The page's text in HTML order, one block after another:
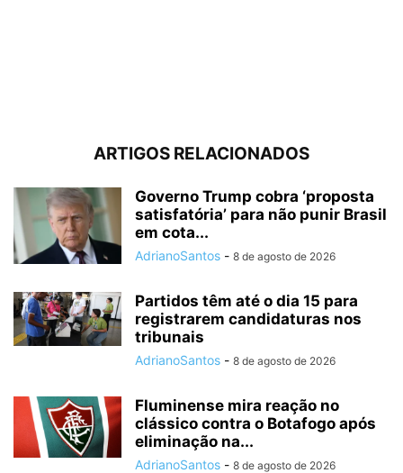
ARTIGOS RELACIONADOS
Governo Trump cobra ‘proposta
satisfatória’ para não punir Brasil
em cota...
AdrianoSantos - 8 de agosto de 2026
Partidos têm até o dia 15 para
registrarem candidaturas nos
tribunais
AdrianoSantos - 8 de agosto de 2026
Fluminense mira reação no
clássico contra o Botafogo após
eliminação na...
AdrianoSantos - 8 de agosto de 2026